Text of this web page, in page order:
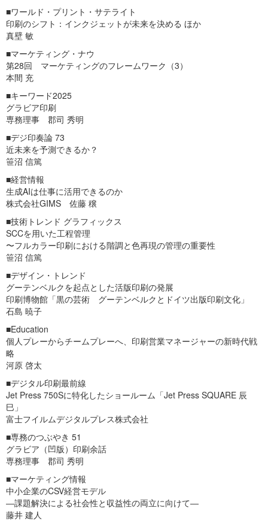
■ワールド・プリント・サテライト
印刷のシフト：インクジェットが未来を決める ほか
真壁 敏
■マーケティング・ナウ
第28回 マーケティングのフレームワーク（3）
本間 充
■キーワード2025
グラビア印刷
専務理事 郡司 秀明
■デジ印奏論 73
近未来を予測できるか？
笹沼 信篤
■経営情報
生成AIは仕事に活用できるのか
株式会社GIMS 佐藤 穣
■技術トレンド グラフィックス
SCCを用いた工程管理
〜フルカラー印刷における階調と色再現の管理の重要性
笹沼 信篤
■デザイン・トレンド
グーテンベルクを起点とした活版印刷の発展
印刷博物館「黒の芸術 グーテンベルクとドイツ出版印刷文化」
石島 暁子
■Education
個人プレーからチームプレーへ、印刷営業マネージャーの新時代戦
略
河原 啓太
■デジタル印刷最前線
Jet Press 750Sに特化したショールーム「Jet Press SQUARE 辰
巳」
富士フイルムデジタルプレス株式会社
■専務のつぶやき 51
グラビア（凹版）印刷余話
専務理事 郡司 秀明
■マーケティング情報
中小企業のCSV経営モデル
―課題解決による社会性と収益性の両立に向けて―
藤井 建人